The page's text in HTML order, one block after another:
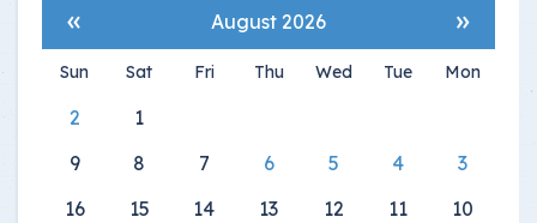
«
August 2026
»
Mon
Tue
Wed
Thu
Fri
Sat
Sun
1
2
3
4
5
6
7
8
9
10
11
12
13
14
15
16